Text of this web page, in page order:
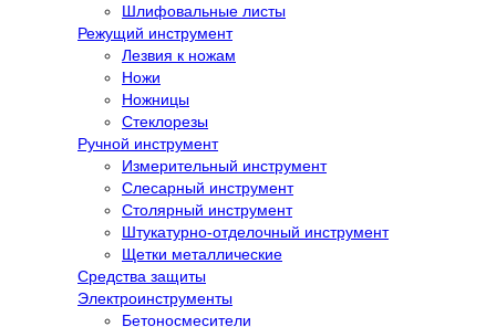
Шлифовальные листы
Режущий инструмент
Лезвия к ножам
Ножи
Ножницы
Стеклорезы
Ручной инструмент
Измерительный инструмент
Слесарный инструмент
Столярный инструмент
Штукатурно-отделочный инструмент
Щетки металлические
Средства защиты
Электроинструменты
Бетоносмесители